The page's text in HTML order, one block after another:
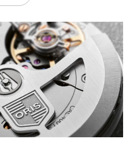
und verlängern Sie Ihre Garantie